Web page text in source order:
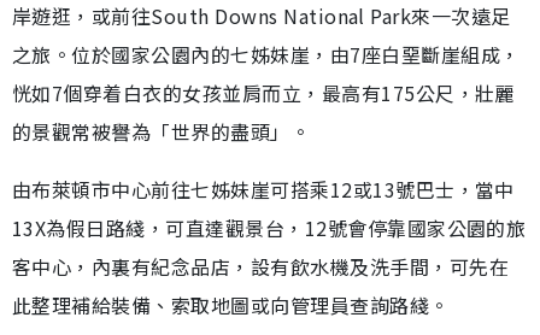
岸遊逛，或前往South Downs National Park來一次遠足
之旅。位於國家公園內的七姊妹崖，由7座白堊斷崖組成，
恍如7個穿着白衣的女孩並肩而立，最高有175公尺，壯麗
的景觀常被譽為「世界的盡頭」。
由布萊頓市中心前往七姊妹崖可搭乘12或13號巴士，當中
13X為假日路綫，可直達觀景台，12號會停靠國家公園的旅
客中心，內裏有紀念品店，設有飲水機及洗手間，可先在
此整理補給裝備、索取地圖或向管理員查詢路綫。